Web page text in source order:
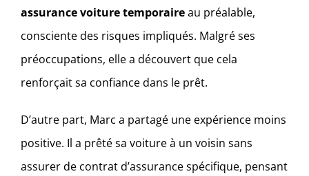
assurance voiture temporaireau préalable,
consciente des risques impliqués. Malgré ses
préoccupations, elle a découvert que cela
renforçait sa confiance dans le prêt.
D’autre part, Marc a partagé une expérience moins
positive. Il a prêté sa voiture à un voisin sans
assurer de contrat d’assurance spécifique, pensant